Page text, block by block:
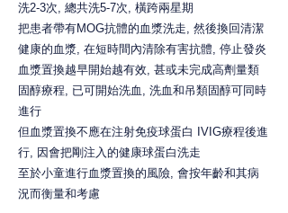
洗2-3次, 總共洗5-7次, 橫跨兩星期
把患者帶有MOG抗體的血漿洗走, 然後換回清潔
健康的血漿, 在短時間內清除有害抗體, 停止發炎
血漿置換越早開始越有效, 甚或未完成高劑量類
固醇療程, 已可開始洗血, 洗血和吊類固醇可同時
進行
但血漿置換不應在注射免疫球蛋白 IVIG療程後進
行, 因會把剛注入的健康球蛋白洗走
至於小童進行血漿置換的風險, 會按年齡和其病
況而衡量和考慮